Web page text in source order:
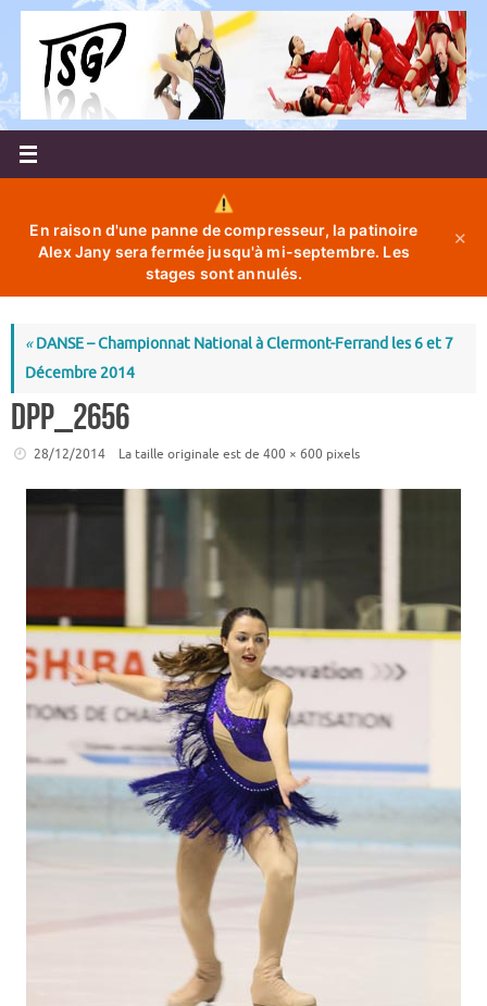
Passer
contenu
En raison d'une panne de compresseur, la patinoire
Alex Jany sera fermée jusqu'à mi-septembre. Les
stages sont annulés.
✕
«DANSE – Championnat National à Clermont-Ferrand les 6 et 7
Décembre 2014
DPP_2656
28/12/2014 La taille originale est de 400 × 600 pixels